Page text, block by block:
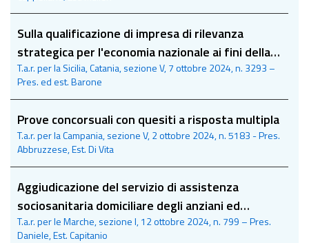
Sulla qualificazione di impresa di rilevanza
strategica per l'economia nazionale ai fini della
sottoscrizione di un protocollo di legalità
T.a.r. per la Sicilia, Catania, sezione V, 7 ottobre 2024, n. 3293 –
Pres. ed est. Barone
Prove concorsuali con quesiti a risposta multipla
T.a.r. per la Campania, sezione V, 2 ottobre 2024, n. 5183 - Pres.
Abbruzzese, Est. Di Vita
Aggiudicazione del servizio di assistenza
sociosanitaria domiciliare degli anziani ed
iscrizione alla white list
T.a.r. per le Marche, sezione I, 12 ottobre 2024, n. 799 – Pres.
Daniele, Est. Capitanio